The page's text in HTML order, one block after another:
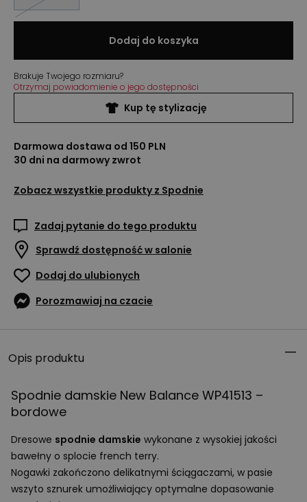
Dodaj do koszyka
Brakuje Twojego rozmiaru?
Otrzymaj powiadomienie o jego dostępności
Kup tę stylizację
Darmowa dostawa od 150 PLN
30 dni na darmowy zwrot
Zobacz wszystkie produkty z Spodnie
Zadaj pytanie do tego produktu
Sprawdź dostępność w salonie
Dodaj do ulubionych
Porozmawiaj na czacie
Opis produktu
Spodnie damskie New Balance WP41513 –
bordowe
Dresowe spodnie damskie wykonane z wysokiej jakości
bawełny o splocie french terry.
Nogawki zakończono delikatnymi ściągaczami, w pasie
wszyto sznurek umożliwiający optymalne dopasowanie